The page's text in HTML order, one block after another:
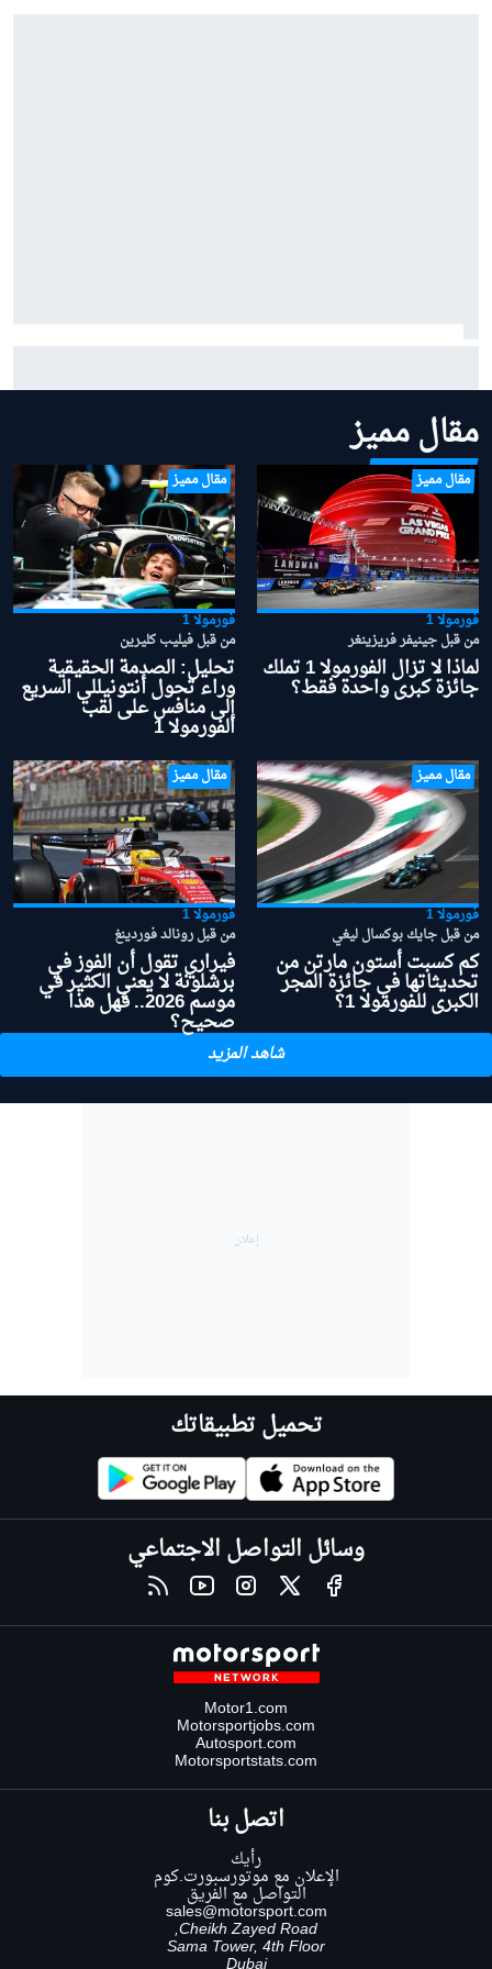
مقال مميز
مقال مميز
فورمولا 1
من قبل جينيفر فريزينغر
لماذا لا تزال الفورمولا 1 تملك
جائزة كبرى واحدة فقط؟
مقال مميز
فورمولا 1
من قبل فيليب كليرين
تحليل: الصدمة الحقيقية
وراء تحول أنتونيللي السريع
إلى منافس على لقب
الفورمولا 1
مقال مميز
فورمولا 1
من قبل جايك بوكسال ليغي
كم كسبت أستون مارتن من
تحديثاتها في جائزة المجر
الكبرى للفورمولا 1؟
مقال مميز
فورمولا 1
من قبل رونالد فوردينغ
فيراري تقول أن الفوز في
برشلونة لا يعني الكثير في
موسم 2026.. فهل هذا
صحيح؟
شاهد المزيد
تحميل تطبيقاتك
وسائل التواصل الاجتماعي
Motor1.com
Motorsportjobs.com
Autosport.com
Motorsportstats.com
اتصل بنا
رأيك
الإعلان مع موتورسبورت.كوم
التواصل مع الفريق
sales@motorsport.com
Cheikh Zayed Road,
Sama Tower, 4th Floor